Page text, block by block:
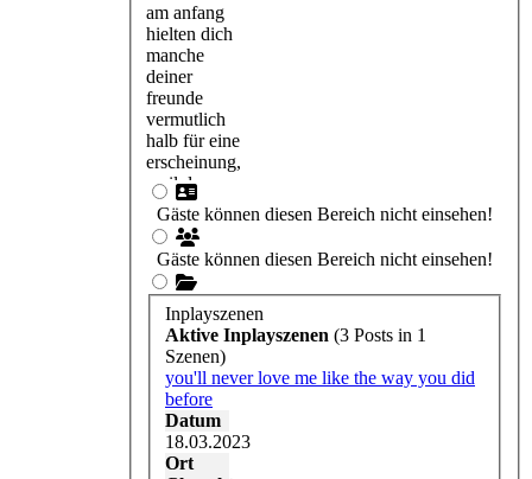
lebensträume
erfüllt haben,
aber du hast
eben auch
nicht damit
gerechnet
nun als
verkäuferin
bei tesco
tätig zu sein.
da man ohne
job jedoch
kein geld hat
und ohne
geld keine
miete zahlen
kann, ist es
alle mal
besser als
nichts. es ist
ja nicht für
immer
am anfang
hielten dich
manche
deiner
freunde
vermutlich
halb für eine
erscheinung,
weil du
niemanden
gesagt hast,
dass du
zurück nach
london
kommen
wirst.
nachdem du
aber in
deinem
ersten job
nach dem
studium in
Gäste können diesen Bereich nicht einsehen!
Gäste können diesen Bereich nicht einsehen!
Inplayszenen
Aktive Inplayszenen (3 Posts in 1
Szenen)
you'll never love me like the way you did
before
Datum
18.03.2023
Ort